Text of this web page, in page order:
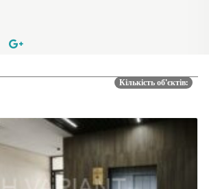
Кількість об'єктів: